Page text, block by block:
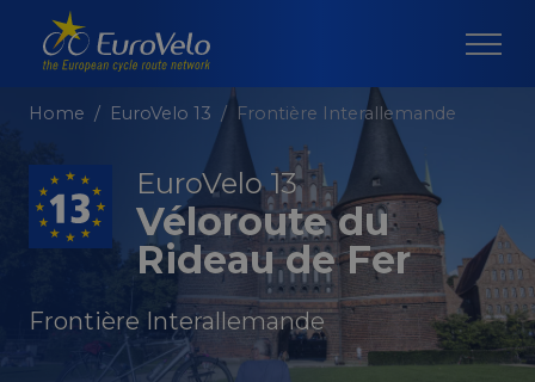
Home EuroVelo 13 Frontière Interallemande
EuroVelo 13
Véloroute du
Rideau de Fer
Frontière Interallemande